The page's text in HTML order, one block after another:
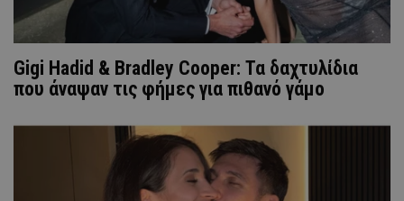
Gigi Hadid & Bradley Cooper: Τα δαχτυλίδια
που άναψαν τις φήμες για πιθανό γάμο